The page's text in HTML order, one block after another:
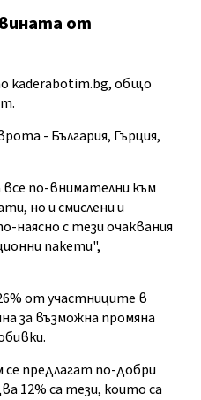
от
kaderabotim.bg, общо
- България, Гърция,
по-внимателни към
но и смислени и
с тези очаквания
пакети",
от участниците в
за възможна промяна
се предлагат по-добри
12% са тези, които са